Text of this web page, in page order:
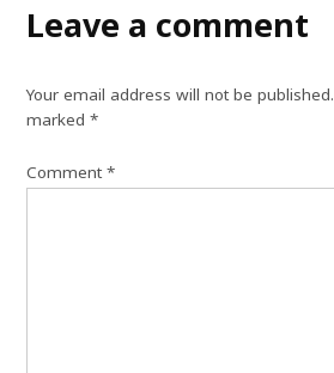
Leave a comment
Your email address will not be published.
marked*
Comment*